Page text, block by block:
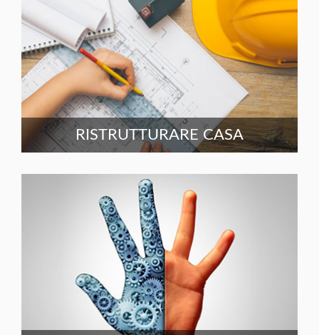
RISTRUTTURARE CASA